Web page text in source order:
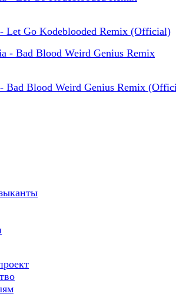
Let Go Kodeblooded Remix (Official)
Bad Blood Weird Genius Remix